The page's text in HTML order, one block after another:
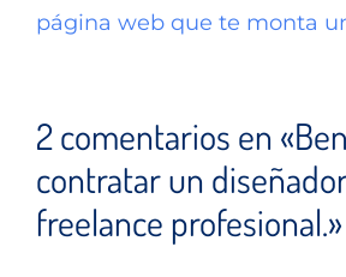
página web que te monta
2 comentarios en
contratar un
freelance profesional.»